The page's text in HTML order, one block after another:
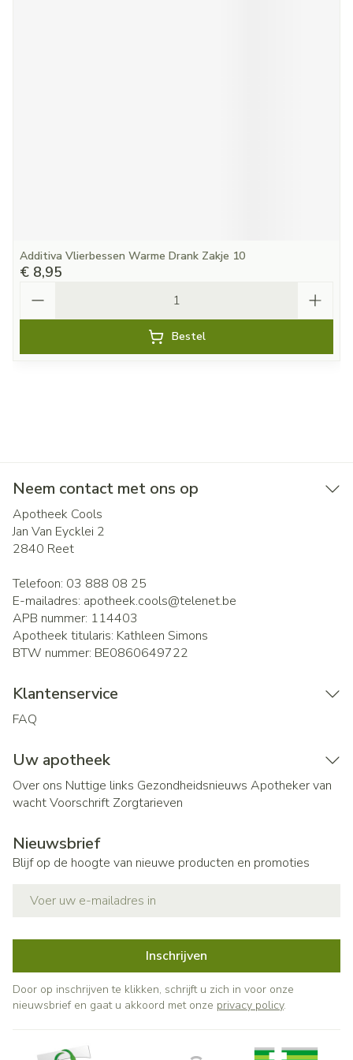
Additiva Vlierbessen Warme Drank Zakje 10
€ 8,95
Bestel
Neem contact met ons op
Apotheek Cools
Jan Van Eycklei 2
2840 Reet
Telefoon: 03 888 08 25
E-mailadres: apotheek.cools@telenet.be
APB nummer: 114403
Apotheek titularis: Kathleen Simons
BTW nummer: BE0860649722
Klantenservice
FAQ
Uw apotheek
Over ons Nuttige links Gezondheidsnieuws Apotheker van
wachtVoorschrift Zorgtarieven
Nieuwsbrief
Blijf op de hoogte van nieuwe producten en promoties
Inschrijven
Door op inschrijven te klikken, schrijft u zich in voor onze
nieuwsbrief en gaat u akkoord met onze privacy policy.